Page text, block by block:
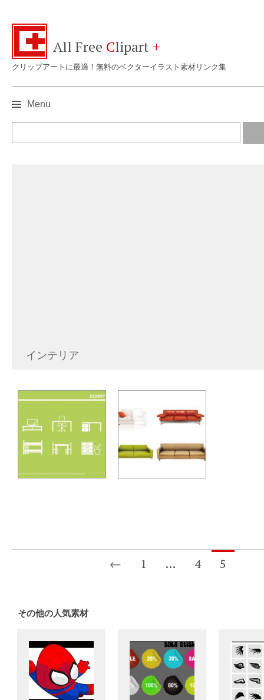
All Free Clipart +
クリップアートに最適！無料のベクターイラスト素材リンク集
Menu
インテリア
← 1 … 4 5
その他の人気素材